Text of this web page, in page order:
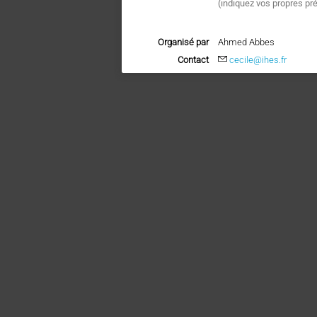
(indiquez vos propres
Organisé par
Ahmed Abbes
Contact
cecile@ihes.fr